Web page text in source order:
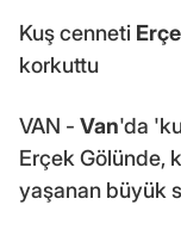
Kuş cenneti
korkuttu
VAN - Van'da
Erçek Gölünde,
yaşanan büyük